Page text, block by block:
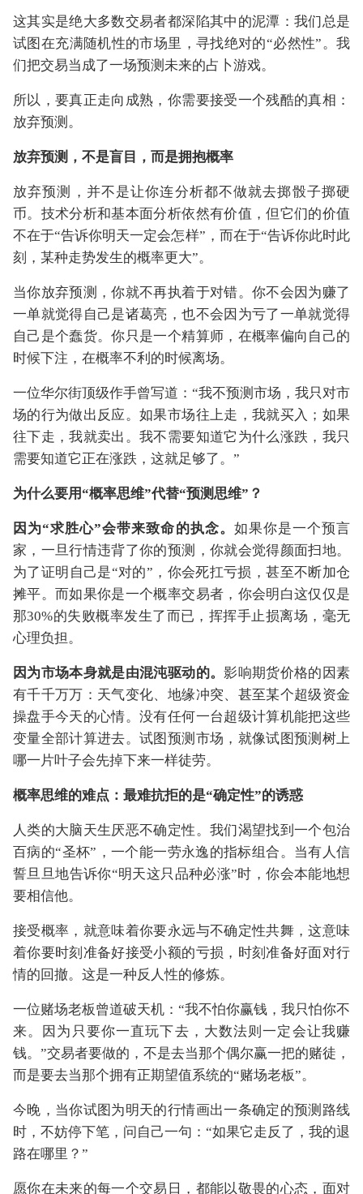
这其实是绝大多数交易者都深陷其中的泥潭：我们总是
试图在充满随机性的市场里，寻找绝对的“必然性”。我
们把交易当成了一场预测未来的占卜游戏。
所以，要真正走向成熟，你需要接受一个残酷的真相：
放弃预测。
放弃预测，不是盲目，而是拥抱概率
放弃预测，并不是让你连分析都不做就去掷骰子掷硬
币。技术分析和基本面分析依然有价值，但它们的价值
不在于“告诉你明天一定会怎样”，而在于“告诉你此时此
刻，某种走势发生的概率更大”。
当你放弃预测，你就不再执着于对错。你不会因为赚了
一单就觉得自己是诸葛亮，也不会因为亏了一单就觉得
自己是个蠢货。你只是一个精算师，在概率偏向自己的
时候下注，在概率不利的时候离场。
一位华尔街顶级作手曾写道：“我不预测市场，我只对市
场的行为做出反应。如果市场往上走，我就买入；如果
往下走，我就卖出。我不需要知道它为什么涨跌，我只
需要知道它正在涨跌，这就足够了。”
为什么要用“概率思维”代替“预测思维”？
因为“求胜心”会带来致命的执念。 如果你是一个预言
家，一旦行情违背了你的预测，你就会觉得颜面扫地。
为了证明自己是“对的”，你会死扛亏损，甚至不断加仓
摊平。而如果你是一个概率交易者，你会明白这仅仅是
那30%的失败概率发生了而已，挥挥手止损离场，毫无
心理负担。
因为市场本身就是由混沌驱动的。影响期货价格的因素
有千千万万：天气变化、地缘冲突、甚至某个超级资金
操盘手今天的心情。没有任何一台超级计算机能把这些
变量全部计算进去。试图预测市场，就像试图预测树上
哪一片叶子会先掉下来一样徒劳。
概率思维的难点：最难抗拒的是“确定性”的诱惑
人类的大脑天生厌恶不确定性。我们渴望找到一个包治
百病的“圣杯”，一个能一劳永逸的指标组合。当有人信
誓旦旦地告诉你“明天这只品种必涨”时，你会本能地想
要相信他。
接受概率，就意味着你要永远与不确定性共舞，这意味
着你要时刻准备好接受小额的亏损，时刻准备好面对行
情的回撤。这是一种反人性的修炼。
一位赌场老板曾道破天机：“我不怕你赢钱，我只怕你不
来。因为只要你一直玩下去，大数法则一定会让我赚
钱。”交易者要做的，不是去当那个偶尔赢一把的赌徒，
而是要去当那个拥有正期望值系统的“赌场老板”。
今晚，当你试图为明天的行情画出一条确定的预测路线
时，不妨停下笔，问自己一句：“如果它走反了，我的退
路在哪里？”
愿你在未来的每一个交易日，都能以敬畏的心态，面对